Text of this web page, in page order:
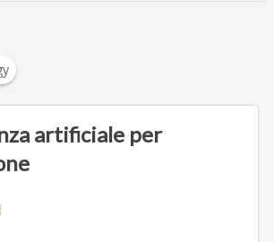
artificiale per